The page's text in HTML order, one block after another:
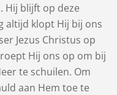
Hij blijft op deze
altijd klopt Hij bij ons
Jezus Christus op
Hij ons op om bij
te schuilen. Om
aan Hem toe te